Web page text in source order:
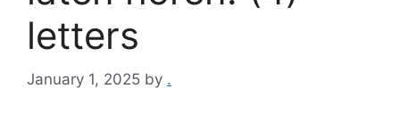
letters
January 1, 2025 by .